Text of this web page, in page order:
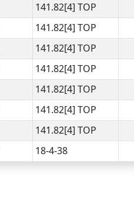
141.82[4] TOP
141.82[4] TOP
141.82[4] TOP
141.82[4] TOP
141.82[4] TOP
141.82[4] TOP
141.82[4] TOP
18-4-38